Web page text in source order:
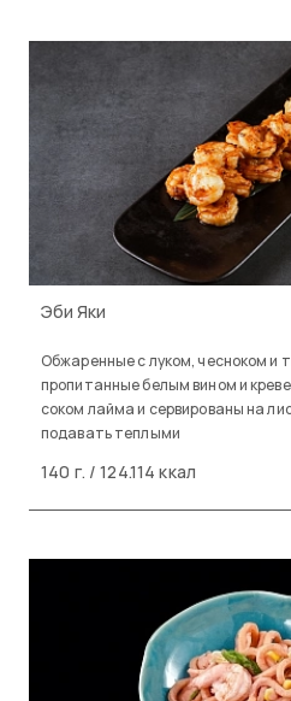
Эби Яки
Обжаренные с луком, чесноком и
пропитанные белым вином и
соком лайма и сервированы на
подавать теплыми
140 г. / 124.114 ккал